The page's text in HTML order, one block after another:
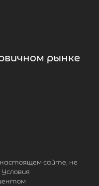
рынке
сайте, не